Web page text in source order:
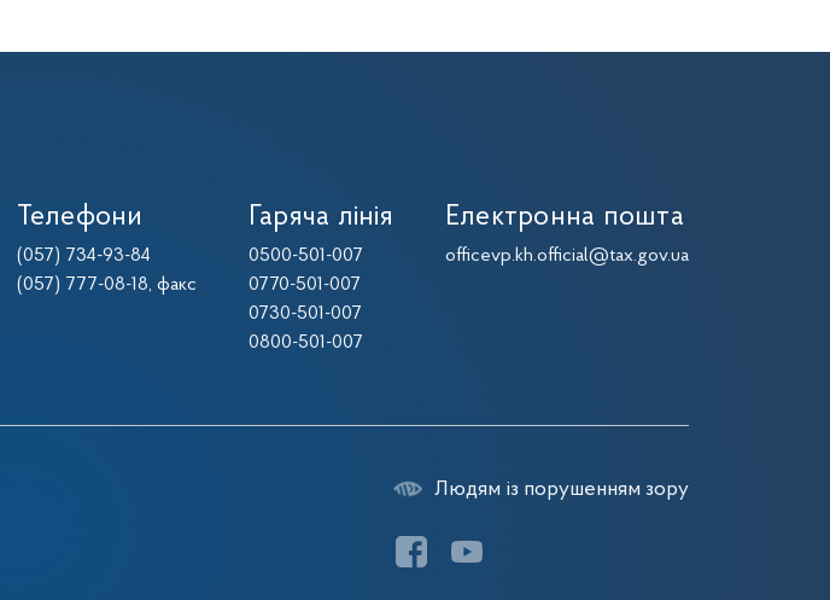
Телефони
(057) 734-93-84
(057) 777-08-18, факс
Гаряча лінія
0500-501-007
0770-501-007
0730-501-007
0800-501-007
Електронна пошта
officevp.kh.official@tax.gov.ua
Людям із порушенням зору